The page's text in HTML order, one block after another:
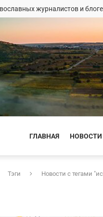
журналистов и
ГЛАВНАЯ НОВОСТИ
Тэги Новости с тегами